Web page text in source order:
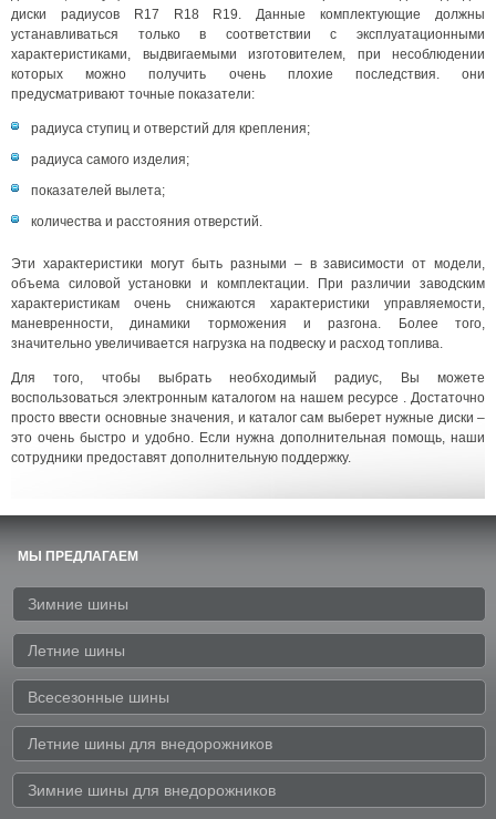
диски радиусов R17 R18 R19. Данные комплектующие должны
устанавливаться только в соответствии с эксплуатационными
характеристиками, выдвигаемыми изготовителем, при несоблюдении
которых можно получить очень плохие последствия. они
предусматривают точные показатели:
радиуса ступиц и отверстий для крепления;
радиуса самого изделия;
показателей вылета;
количества и расстояния отверстий.
Эти характеристики могут быть разными – в зависимости от модели,
объема силовой установки и комплектации. При различии заводским
характеристикам очень снижаются характеристики управляемости,
маневренности, динамики торможения и разгона. Более того,
значительно увеличивается нагрузка на подвеску и расход топлива.
Для того, чтобы выбрать необходимый радиус, Вы можете
воспользоваться электронным каталогом на нашем ресурсе . Достаточно
просто ввести основные значения, и каталог сам выберет нужные диски –
это очень быстро и удобно. Если нужна дополнительная помощь, наши
сотрудники предоставят дополнительную поддержку.
МЫ ПРЕДЛАГАЕМ
Зимние шины
Летние шины
Всесезонные шины
Летние шины для внедорожников
Зимние шины для внедорожников